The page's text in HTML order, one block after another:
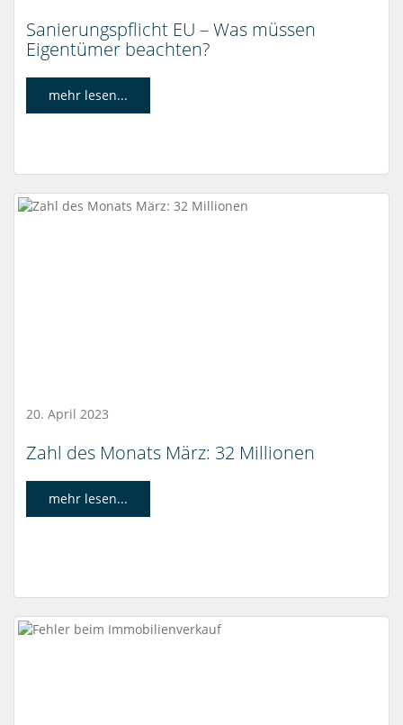
Sanierungspflicht EU – Was müssen
Eigentümer beachten?
mehr lesen...
20. April 2023
Zahl des Monats März: 32 Millionen
mehr lesen...